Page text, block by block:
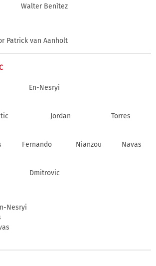
Walter Benítez
Patrick van Aanholt
En-Nesryi
Jordan Torres
Fernando Nianzou Navas
Dmitrovic
Nesryi